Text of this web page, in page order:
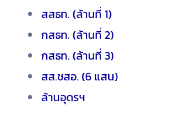
สสธท. (ล้านที่ 1)
กสธท. (ล้านที่ 2)
กสธท. (ล้านที่ 3)
สส.ชสอ. (6 แสน)
ล้านอุดรฯ